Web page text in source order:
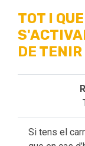
TOT I
DE
Si tens el